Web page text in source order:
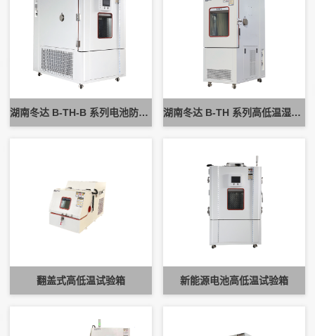
湖南冬达 B-TH-B 系列电池防爆试验箱 新能源电池高低温防爆测试设备 湖南冬达 B-TH 系列高低温湿热试验箱 可定制高低温循环可靠性测试设备
翻盖式高低温试验箱 新能源电池高低温试验箱